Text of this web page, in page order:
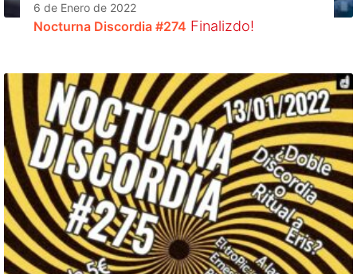
6 de Enero de 2022
Nocturna Discordia #274 Finalizdo!